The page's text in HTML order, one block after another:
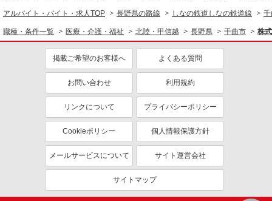
アルバイト・バイト・求人TOP 長野県の路線 しなの鉄道しなの鉄道線
職種・条件一覧 医療・介護・福祉 北陸・甲信越 長野県 千曲市 株
掲載ご希望のお客様へ よくある質問
お問い合わせ 利用規約
リンクについて プライバシーポリシー
Cookieポリシー 個人情報保護方針
メールサービスについて サイト運営会社
サイトマップ